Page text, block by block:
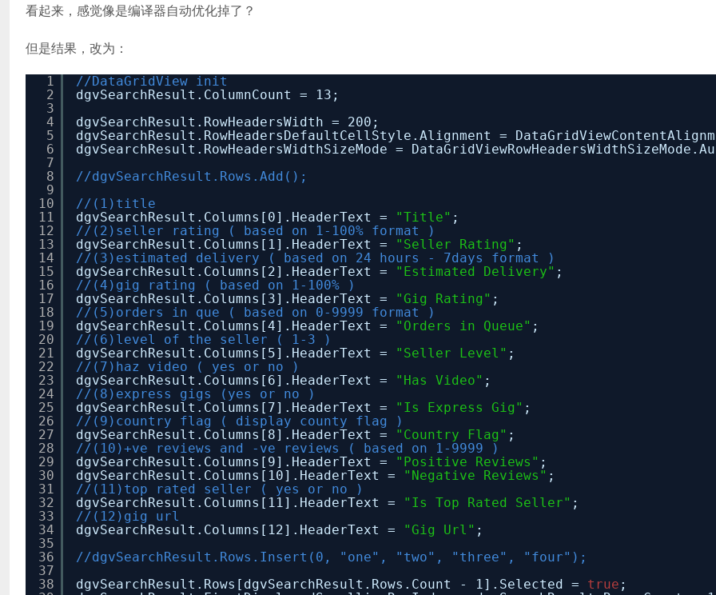
看起来，感觉像是编译器自动优化掉了？
但是结果，改为：
1
2
3
4
5
6
7
8
9
10
11
12
13
14
15
16
17
18
19
20
21
22
23
24
25
26
27
28
29
30
31
32
33
34
35
36
37
38
//DataGridView init
dgvSearchResult.ColumnCount = 13;
dgvSearchResult.RowHeadersWidth = 200;
dgvSearchResult.RowHeadersDefaultCellStyle.Alignment =
dgvSearchResult.RowHeadersWidthSizeMode =
//dgvSearchResult.Rows.Add();
//(1)title
dgvSearchResult.Columns[0].HeaderText =
"Title" ;
//(2)seller rating ( based on 1-100% format )
dgvSearchResult.Columns[1].HeaderText =
"Seller Rating" ;
//(3)estimated delivery ( based on 24 hours - 7days format )
dgvSearchResult.Columns[2].HeaderText =
"Estimated Delivery" ;
//(4)gig rating ( based on 1-100% )
dgvSearchResult.Columns[3].HeaderText =
"Gig Rating" ;
//(5)orders in que ( based on 0-9999 format )
dgvSearchResult.Columns[4].HeaderText =
"Orders in Queue" ;
//(6)level of the seller ( 1-3 )
dgvSearchResult.Columns[5].HeaderText =
"Seller Level" ;
//(7)haz video ( yes or no )
dgvSearchResult.Columns[6].HeaderText =
"Has Video" ;
//(8)express gigs (yes or no )
dgvSearchResult.Columns[7].HeaderText =
"Is Express Gig" ;
//(9)country flag ( display county flag )
dgvSearchResult.Columns[8].HeaderText =
"Country Flag" ;
//(10)+ve reviews and -ve reviews ( based on 1-9999 )
dgvSearchResult.Columns[9].HeaderText =
"Positive Reviews" ;
dgvSearchResult.Columns[10].HeaderText =
"Negative Reviews" ;
//(11)top rated seller ( yes or no )
dgvSearchResult.Columns[11].HeaderText =
"Is Top Rated Seller" ;
//(12)gig url
dgvSearchResult.Columns[12].HeaderText =
"Gig Url" ;
//dgvSearchResult.Rows.Insert(0, "one", "two", "three", "four");
dgvSearchResult.Rows[dgvSearchResult.Rows.Count - 1].Selected = true ;